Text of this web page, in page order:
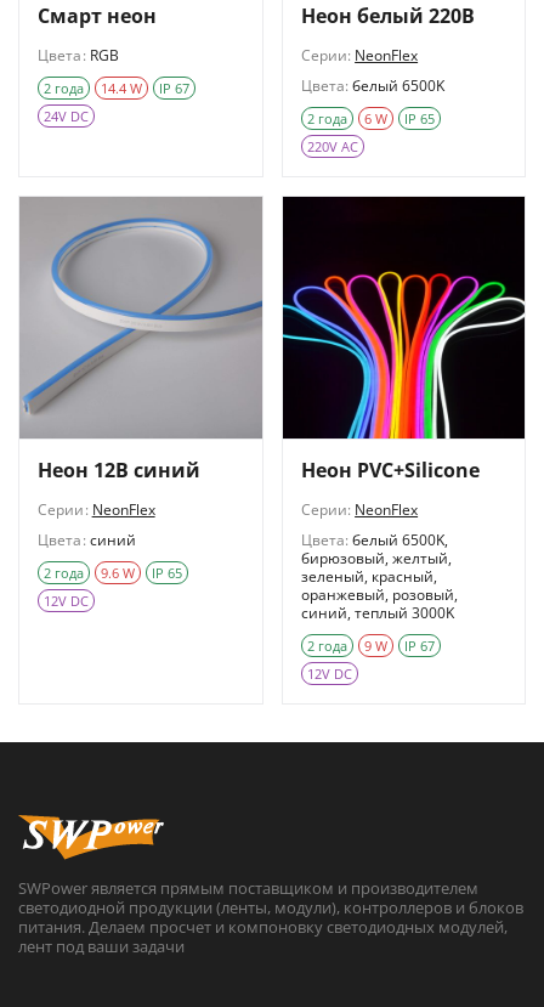
Смарт неон
Цвета: RGB
2 года 14.4 W
IP 67
24V DC
Неон белый 220В
Серии: NeonFlex
Цвета: белый 6500K
2 года 6 W
IP 65
220V AC
Неон 12В синий
Серии: NeonFlex
Цвета: синий
2 года 9.6 W
IP 65
12V DC
Неон PVC+Silicone
Серии: NeonFlex
Цвета: белый 6500K,
бирюзовый, желтый,
зеленый, красный,
оранжевый, розовый,
синий, теплый 3000K
2 года 9 W
IP 67
12V DC
SWPower является прямым поставщиком и производителем
светодиодной продукции (ленты, модули), контроллеров и блоков
питания. Делаем просчет и компоновку светодиодных модулей,
лент под ваши задачи